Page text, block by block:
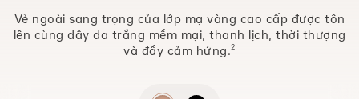
Vẻ ngoài sang trọng của lớp mạ vàng cao cấp được tôn
lên cùng dây da trắng mềm mại, thanh lịch, thời thượng
và đầy cảm hứng.2